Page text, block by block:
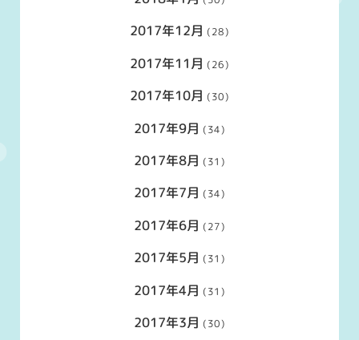
2017年12月 (28)
2017年11月 (26)
2017年10月 (30)
2017年9月 (34)
2017年8月 (31)
2017年7月 (34)
2017年6月 (27)
2017年5月 (31)
2017年4月 (31)
2017年3月 (30)